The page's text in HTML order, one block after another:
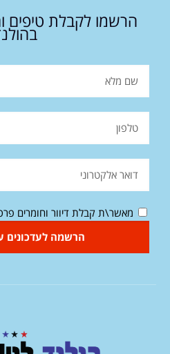
הרשמו לקבלת טיפים
מאשר\ת קבלת דיוור וחומרים
הרשמה לעדכונים